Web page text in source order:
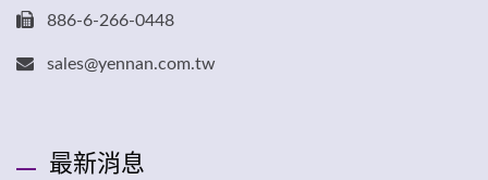
886-6-266-0448
sales@yennan.com.tw
最新消息